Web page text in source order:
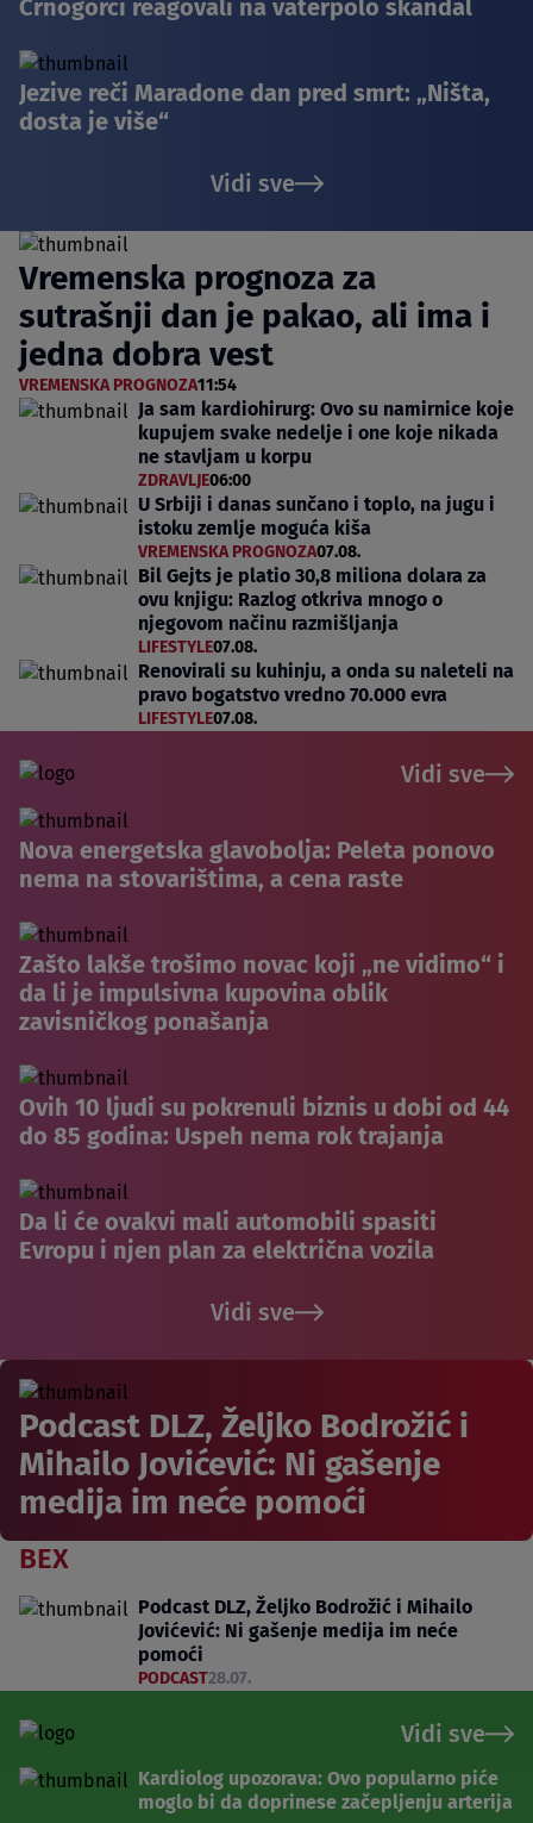
Crnogorci reagovali na vaterpolo skandal
Jezive reči Maradone dan pred smrt: „Ništa,
dosta je više“
Vidi sve
Vremenska prognoza za
sutrašnji dan je pakao, ali ima i
jedna dobra vest
VREMENSKA PROGNOZA11:54
Ja sam kardiohirurg: Ovo su namirnice koje
kupujem svake nedelje i one koje nikada
ne stavljam u korpu
ZDRAVLJE06:00
U Srbiji i danas sunčano i toplo, na jugu i
istoku zemlje moguća kiša
VREMENSKA PROGNOZA07.08.
Bil Gejts je platio 30,8 miliona dolara za
ovu knjigu: Razlog otkriva mnogo o
njegovom načinu razmišljanja
LIFESTYLE07.08.
Renovirali su kuhinju, a onda su naleteli na
pravo bogatstvo vredno 70.000 evra
LIFESTYLE07.08.
Vidi sve
Nova energetska glavobolja: Peleta ponovo
nema na stovarištima, a cena raste
Zašto lakše trošimo novac koji „ne vidimo“ i
da li je impulsivna kupovina oblik
zavisničkog ponašanja
Ovih 10 ljudi su pokrenuli biznis u dobi od 44
do 85 godina: Uspeh nema rok trajanja
Da li će ovakvi mali automobili spasiti
Evropu i njen plan za električna vozila
Vidi sve
Podcast DLZ, Željko Bodrožić i
Mihailo Jovićević: Ni gašenje
medija im neće pomoći
BEX
Podcast DLZ, Željko Bodrožić i Mihailo
Jovićević: Ni gašenje medija im neće
pomoći
PODCAST28.07.
Vidi sve
Kardiolog upozorava: Ovo popularno piće
moglo bi da doprinese začepljenju arterija